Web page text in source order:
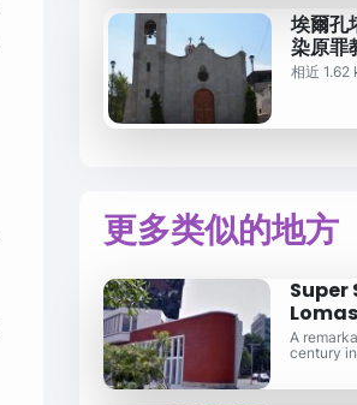
埃爾孔
染原罪
相近 1.62
更多类似的地方
Super
Lomas
A
century